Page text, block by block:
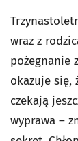
wraz z
pożegnanie
okazuje się,
czekają
wyprawa –